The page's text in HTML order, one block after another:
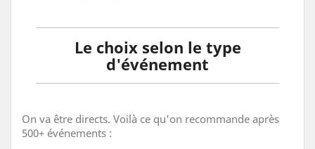
Le choix selon le type
d'événement
On va être directs. Voilà ce qu'on recommande après
500+ événements :